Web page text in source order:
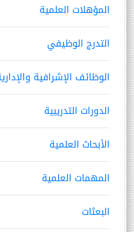
المؤهلات العلمية
التدرج الوظيفي
الوظائف الإشرافية
الدورات التدريبية
الأبحاث العلمية
المهمات العلمية
البعثات